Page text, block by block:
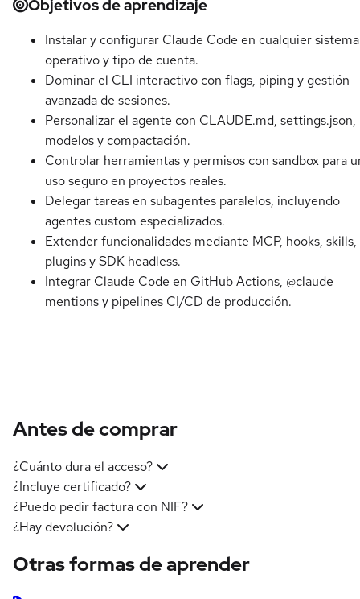
Objetivos de aprendizaje
Instalar y configurar Claude Code en cualquier sistema
operativo y tipo de cuenta.
Dominar el CLI interactivo con flags, piping y gestión
avanzada de sesiones.
Personalizar el agente con CLAUDE.md, settings.json,
modelos y compactación.
Controlar herramientas y permisos con sandbox para
uso seguro en proyectos reales.
Delegar tareas en subagentes paralelos, incluyendo
agentes custom especializados.
Extender funcionalidades mediante MCP, hooks, skills,
plugins y SDK headless.
Integrar Claude Code en GitHub Actions, @claude
mentions y pipelines CI/CD de producción.
Antes de comprar
¿Cuánto dura el acceso?
¿Incluye certificado?
¿Puedo pedir factura con NIF?
¿Hay devolución?
Otras formas de aprender